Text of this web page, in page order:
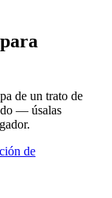
de un trato de
— úsalas
de